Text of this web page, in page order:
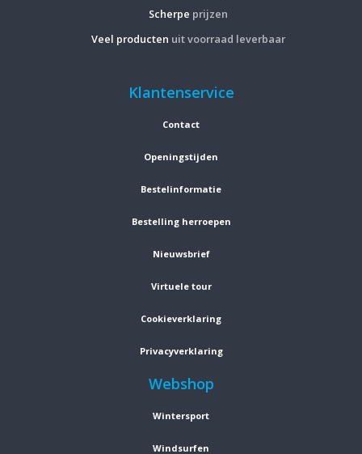
Scherpe prijzen
Veel producten uit voorraad leverbaar
Klantenservice
Contact
Openingstijden
Bestelinformatie
Bestelling herroepen
Nieuwsbrief
Virtuele tour
Cookieverklaring
Privacyverklaring
Webshop
Wintersport
Windsurfen